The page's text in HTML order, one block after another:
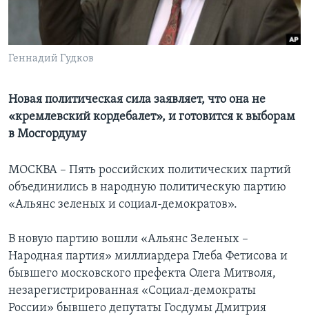
Learning English
СОЦИАЛЬНЫЕ СЕТИ
Языки
Геннадий Гудков
Новая политическая сила заявляет, что она не
«кремлевский кордебалет», и готовится к выборам
в Мосгордуму
МОСКВА – Пять российских политических партий
объединились в народную политическую партию
«Альянс зеленых и социал-демократов».
В новую партию вошли «Альянс Зеленых –
Народная партия» миллиардера Глеба Фетисова и
бывшего московского префекта Олега Митволя,
незарегистрированная «Социал-демократы
России» бывшего депутаты Госдумы Дмитрия